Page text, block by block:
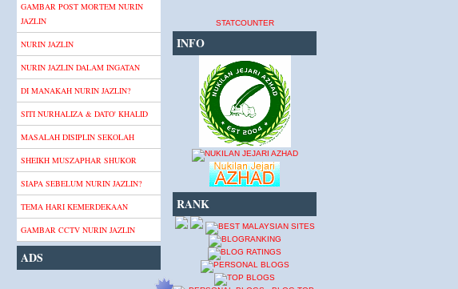
GAMBAR POST MORTEM NURIN
JAZLIN
NURIN JAZLIN
NURIN JAZLIN DALAM INGATAN
DI MANAKAH NURIN JAZLIN?
SITI NURHALIZA & DATO' KHALID
MASALAH DISIPLIN SEKOLAH
SHEIKH MUSZAPHAR SHUKOR
SIAPA SEBELUM NURIN JAZLIN?
TEMA HARI KEMERDEKAAN
GAMBAR CCTV NURIN JAZLIN
ADS
STATCOUNTER
INFO
RANK